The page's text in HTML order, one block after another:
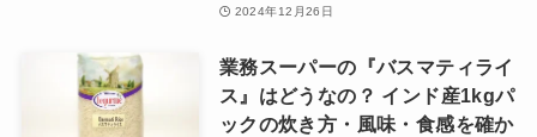
2024年12月26日
業務スーパーの『バスマティライ
ス』はどうなの？ インド産1kgパ
ックの炊き方・風味・食感を確か